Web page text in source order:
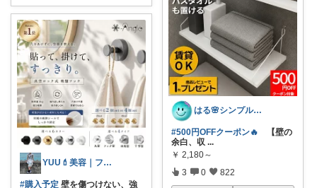
YUU💄美容｜ファッション｜韓国コスメ
#購入予定 壁を傷つけない、強
はる🌸シンプル＆便利な暮らし
#500円OFFクーポン🔥 【壁の
余白、収 ...
￥ 2,180～
3 0 822